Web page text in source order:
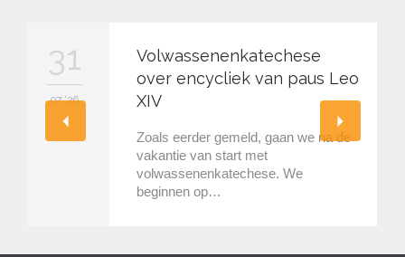
31
07 '26
Volwassenenkatechese
over encycliek van paus Leo
XIV
Zoals eerder gemeld, gaan we na de
vakantie van start met
volwassenenkatechese. We
beginnen op…